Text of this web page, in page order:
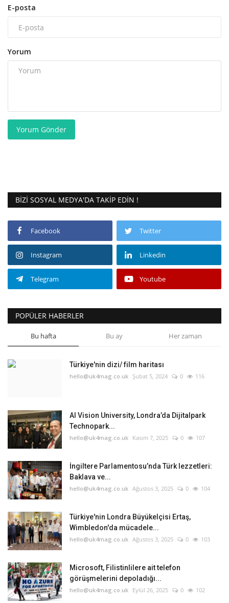
E-posta
Yorum
Yorum Gönder
BIZI SOSYAL MEDYA'DA TAKIP EDIN !
Facebook Twitter
Instagram Linkedin
Telegram Youtube
POPÜLER HABERLER
Bu hafta Bu ay Her zaman
Türkiye'nin dizi/ film haritası
hello@uk4mag.co.uk Şubat 5, 2024 0 116
AI Vision University, Londra’da Dijitalpark
Technopark...
hello@uk4mag.co.uk Kasım 7, 2025 0 107
İngiltere Parlamentosu’nda Türk lezzetleri:
Baklava ve...
hello@uk4mag.co.uk Ağustos 3, 2025 0 104
Türkiye'nin Londra Büyükelçisi Ertaş,
Wimbledon'da mücadele...
hello@uk4mag.co.uk Ağustos 3, 2025 0 103
Microsoft, Filistinlilere ait telefon
görüşmelerini depoladığı...
hello@uk4mag.co.uk Eylül 26, 2025 0 102